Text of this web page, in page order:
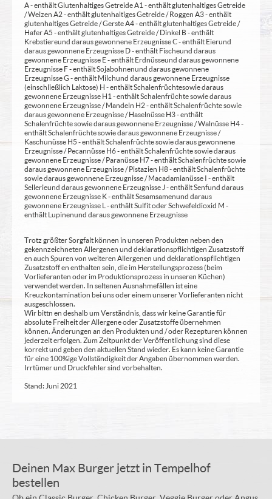
A - enthält Glutenhaltiges Getreide A1 - enthält glutenhaltiges Getreide
/ Weizen A2 - enthält glutenhaltiges Getreide / Roggen A3 - enthält
glutenhaltiges Getreide / Gerste A4 - enthält glutenhaltiges Getreide /
Hafer A5 - enthält glutenhaltiges Getreide / Dinkel B - enthält
Krebstiere und daraus gewonnene Erzeugnisse C - enthält Eier und
daraus gewonnene Erzeugnisse D - enthält Fische und daraus
gewonnene Erzeugnisse E - enthält Erdnüsse und daraus gewonnene
Erzeugnisse F - enthält Sojabohnen und daraus gewonnene
Erzeugnisse G - enthält Milch und daraus gewonnene Erzeugnisse
(einschließlich Laktose) H - enthält Schalenfrüchte sowie daraus
gewonnene Erzeugnisse H1 - enthält Schalenfrüchte sowie daraus
gewonnene Erzeugnisse / Mandeln H2 - enthält Schalenfrüchte sowie
daraus gewonnene Erzeugnisse / Haselnüsse H3 - enthält
Schalenfrüchte sowie daraus gewonnene Erzeugnisse / Walnüsse H4 -
enthält Schalenfrüchte sowie daraus gewonnene Erzeugnisse /
Kaschunüsse H5 - enthält Schalenfrüchte sowie daraus gewonnene
Erzeugnisse / Pecannüsse H6 - enthält Schalenfrüchte sowie daraus
gewonnene Erzeugnisse / Paranüsse H7 - enthält Schalenfrüchte sowie
daraus gewonnene Erzeugnisse / Pistazien H8 - enthält Schalenfrüchte
sowie daraus gewonnene Erzeugnisse / Macadamianüsse I - enthält
Sellerie und daraus gewonnene Erzeugnisse J - enthält Senf und daraus
gewonnene Erzeugnisse K - enthält Sesamsamen und daraus
gewonnene Erzeugnisse L - enthält Sulfit oder Schwefeldioxid M -
enthält Lupinen und daraus gewonnene Erzeugnisse
Trotz größter Sorgfalt können in unseren Produkten neben den
gekennzeichneten Allergenen und deklarationspflichtigen Zusatzstoff
en auch Spuren von weiteren Allergenen und deklarationspflichtigen
Zusatzstoff en enthalten sein, die im Herstellungsprozess (beim
Vorlieferanten oder im Produktionsprozess in unseren Küchen)
verwendet werden. In seltenen Ausnahmefällen ist eine
Kreuzkontamination bei uns oder einem unserer Vorlieferanten nicht
ausgeschlossen.
Wir bittn en deshalb um Verständnis, dass wir keine Garantie für
absolute Freiheit der Allergene oder Zusatzstoffe übernehmen
können. Änderungen an den Produkten und / oder Rezepturen können
jederzeit erfolgen. Zum Zeitpunkt der Veröffentlichung sind diese
korrekt und geben den aktuellen Stand wieder. Es kann keine Garantie
für eine 100%ige Vollständigkeit der Angaben übernommen werden.
Irrtümer und Druckfehler sind vorbehalten.
Stand: Juni 2021
Deinen Max Burger jetzt in Tempelhof
bestellen